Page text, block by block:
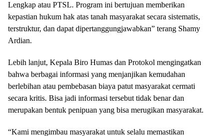
Lengkap atau PTSL. Program ini bertujuan memberikan
kepastian hukum hak atas tanah masyarakat secara sistematis,
terstruktur, dan dapat dipertanggungjawabkan” terang Shamy
Ardian.
Lebih lanjut, Kepala Biro Humas dan Protokol mengingatkan
bahwa berbagai informasi yang menjanjikan kemudahan
berlebihan atau pembebasan biaya patut masyarakat cermati
secara kritis. Bisa jadi informasi tersebut tidak benar dan
merupakan bentuk penipuan yang bisa merugikan masyarakat.
“Kami mengimbau masyarakat untuk selalu memastikan